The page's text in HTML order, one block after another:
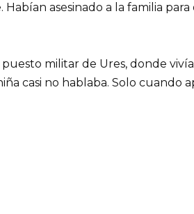
asesinado a la familia
militar de Ures, donde
casi no hablaba. Solo cuando